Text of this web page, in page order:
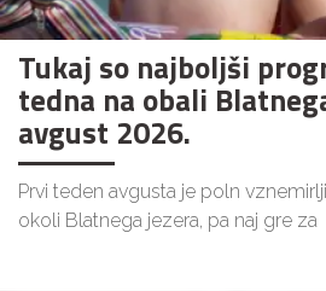
Tukaj so najboljši
tedna na obali
avgust 2026.
Prvi teden avgusta je poln
okoli Blatnega jezera, pa naj gre za